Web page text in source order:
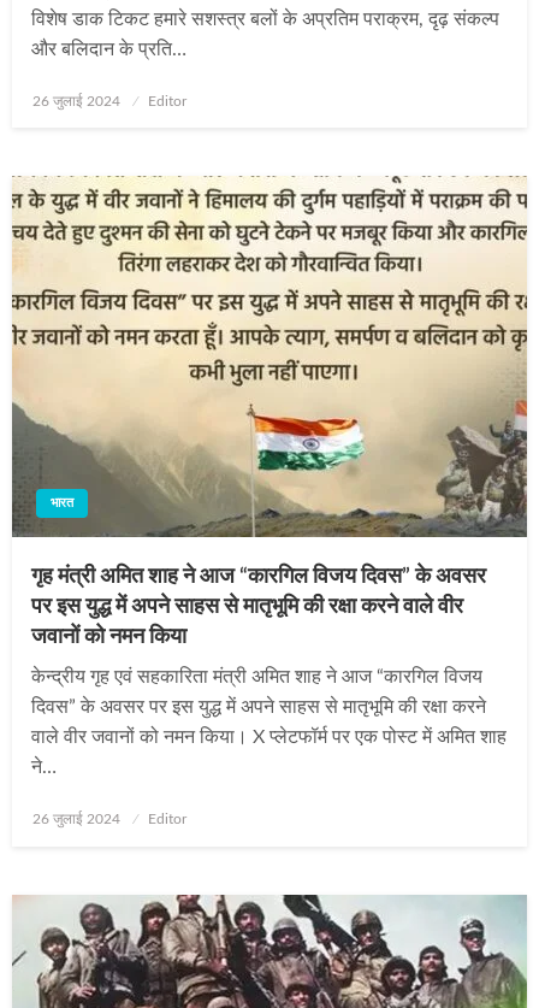
विशेष डाक टिकट हमारे सशस्त्र बलों के अप्रतिम पराक्रम, दृढ़ संकल्प
और बलिदान के प्रति…
Posted
26 जुलाई 2024 Editor
भारत
गृह मंत्री अमित शाह ने आज “कारगिल विजय दिवस” के अवसर
पर इस युद्ध में अपने साहस से मातृभूमि की रक्षा करने वाले वीर
जवानों को नमन किया
केन्द्रीय गृह एवं सहकारिता मंत्री अमित शाह ने आज “कारगिल विजय
दिवस” के अवसर पर इस युद्ध में अपने साहस से मातृभूमि की रक्षा करने
वाले वीर जवानों को नमन किया। X प्लेटफॉर्म पर एक पोस्ट में अमित शाह
ने…
Posted
26 जुलाई 2024 Editor